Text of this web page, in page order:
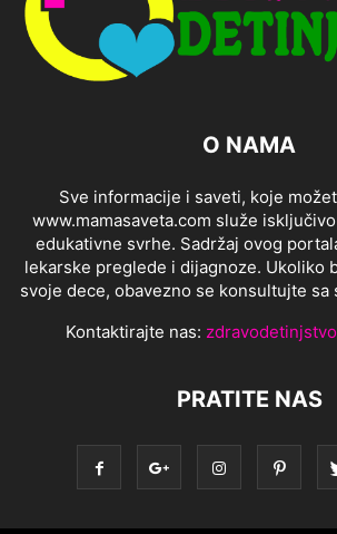
O NAMA
Sve informacije i saveti, koje
www.mamasaveta.com služe
edukativne svrhe. Sadržaj ovog
lekarske preglede i dijagnoze. Ukoliko
svoje dece, obavezno se konsultujte sa
Kontaktirajte nas:
PRATITE NAS